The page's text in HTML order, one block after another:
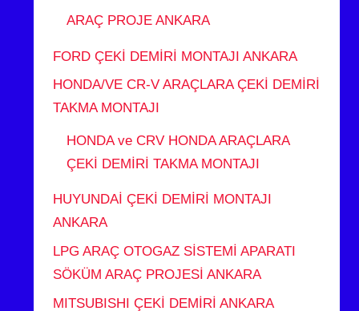
ARAÇ PROJE ANKARA
FORD ÇEKİ DEMİRİ MONTAJI ANKARA
HONDA/VE CR-V ARAÇLARA ÇEKİ DEMİRİ
TAKMA MONTAJI
HONDA ve CRV HONDA ARAÇLARA
ÇEKİ DEMİRİ TAKMA MONTAJI
HUYUNDAİ ÇEKİ DEMİRİ MONTAJI
ANKARA
LPG ARAÇ OTOGAZ SİSTEMİ APARATI
SÖKÜM ARAÇ PROJESİ ANKARA
MITSUBISHI ÇEKİ DEMİRİ ANKARA